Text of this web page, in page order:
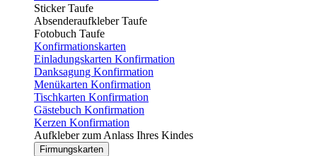
Sticker Taufe
Absenderaufkleber Taufe
Fotobuch Taufe
Konfirmationskarten
Einladungskarten Konfirmation
Danksagung Konfirmation
Menükarten Konfirmation
Tischkarten Konfirmation
Gästebuch Konfirmation
Kerzen Konfirmation
Aufkleber zum Anlass Ihres Kindes
Firmungskarten